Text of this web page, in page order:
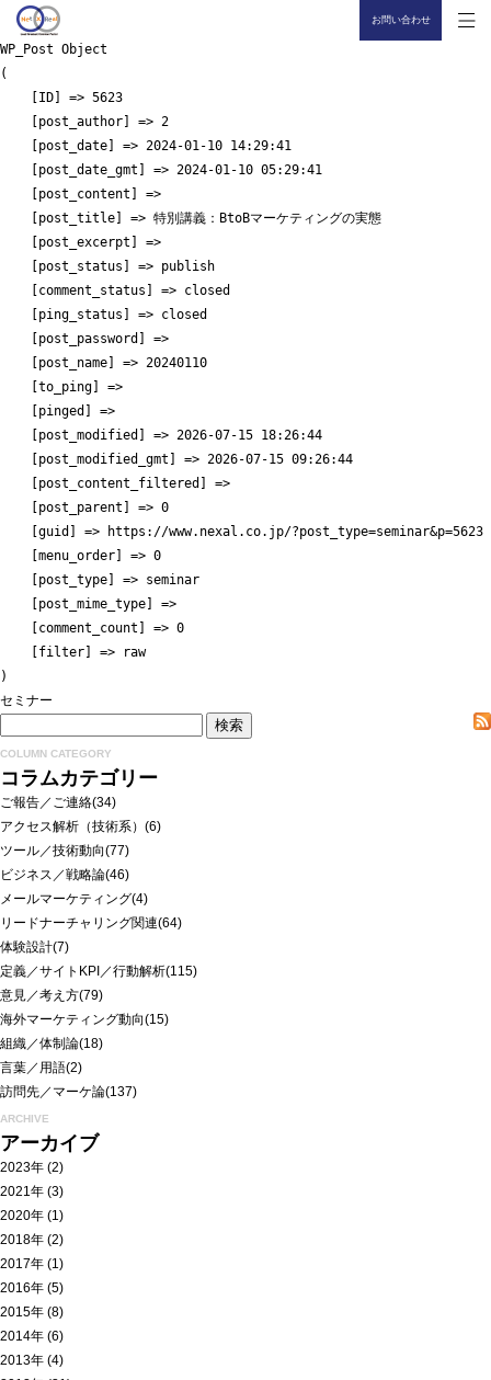
お問い合わせ
WP_Post Object
(
    [ID] => 5623
    [post_author] => 2
    [post_date] => 2024-01-10 14:29:41
    [post_date_gmt] => 2024-01-10 05:29:41
    [post_content] =>
    [post_title] => 特別講義：BtoBマーケティングの実態
    [post_excerpt] =>
    [post_status] => publish
    [comment_status] => closed
    [ping_status] => closed
    [post_password] =>
    [post_name] => 20240110
    [to_ping] =>
    [pinged] =>
    [post_modified] => 2026-07-15 18:26:44
    [post_modified_gmt] => 2026-07-15 09:26:44
    [post_content_filtered] =>
    [post_parent] => 0
    [guid] => https://www.nexal.co.jp/?post_type=seminar&p=5623
    [menu_order] => 0
    [post_type] => seminar
    [post_mime_type] =>
    [comment_count] => 0
    [filter] => raw
セミナー
COLUMN CATEGORY
コラムカテゴリー
ご報告／ご連絡(34)
アクセス解析（技術系） (6)
ツール／技術動向(77)
ビジネス／戦略論(46)
メールマーケティング(4)
リードナーチャリング関連(64)
体験設計(7)
定義／サイトKPI／行動解析(115)
意見／考え方(79)
海外マーケティング動向(15)
組織／体制論(18)
言葉／用語(2)
訪問先／マーケ論(137)
ARCHIVE
アーカイブ
2023年 (2)
2021年 (3)
2020年 (1)
2018年 (2)
2017年 (1)
2016年 (5)
2015年 (8)
2014年 (6)
2013年 (4)